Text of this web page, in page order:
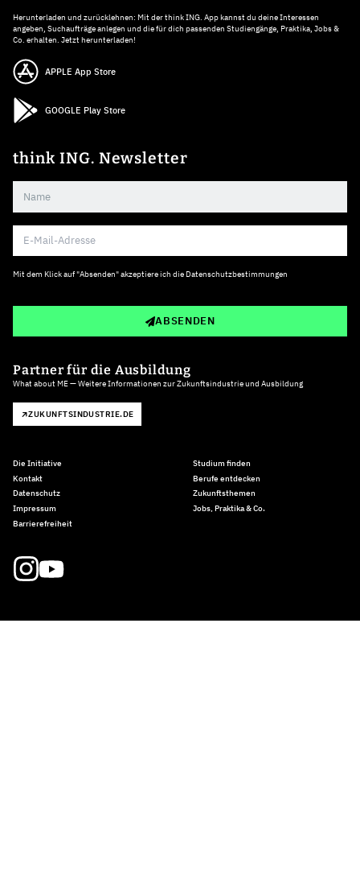
Herunterladen und zurücklehnen: Mit der think ING. App kannst du deine Interessen
angeben, Suchaufträge anlegen und die für dich passenden Studiengänge, Praktika, Jobs &
Co. erhalten. Jetzt herunterladen!
APPLE App Store
GOOGLE Play Store
think ING. Newsletter
Mit dem Klick auf "Absenden" akzeptiere ich die Datenschutzbestimmungen
ABSENDEN
Partner für die Ausbildung
What about ME — Weitere Informationen zur Zukunftsindustrie und Ausbildung
ZUKUNFTSINDUSTRIE.DE
Die Initiative
Kontakt
Datenschutz
Impressum
Barrierefreiheit
Studium finden
Berufe entdecken
Zukunftsthemen
Jobs, Praktika & Co.